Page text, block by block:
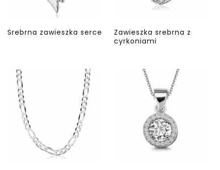
Srebrna zawieszka serce
Zawieszka srebrna z
cyrkoniami